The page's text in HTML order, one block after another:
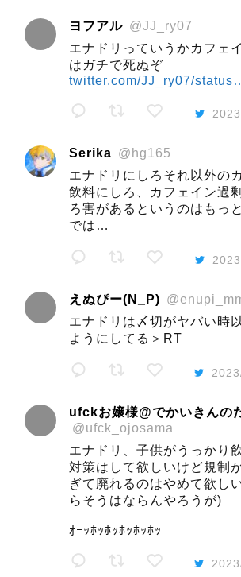
ヨフアル @JJ_ry07
エナドリっていうかカフェ
はガチで死ぬぞ
twitter.com/JJ_ry07/
Serika @hg165
エナドリにしろそれ以外の
飲料にしろ、カフェイン過
ろ害があるというのはもっ
では…
えぬぴー(N_P)
エナドリは〆切がヤバい時
ようにしてる＞RT
ufckお嬢様@でかいきんの
@ufck_ojosama
エナドリ、子供がうっかり
対策はして欲しいけど規制
ぎて廃れるのはやめて欲し
らそうはならんやろうが)
ｵｰｯﾎｯﾎｯﾎｯﾎｯﾎｯ